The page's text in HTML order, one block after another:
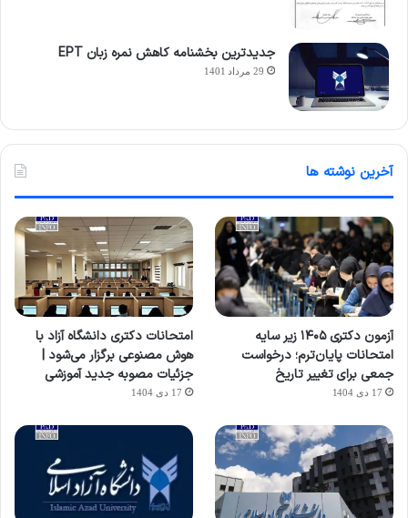
جدیدترین بخشنامه کاهش نمره زبان EPT
29 مرداد 1401
آخرین نوشته ها
آزمون دکتری ۱۴۰۵ زیر سایه
امتحانات پایان‌ترم؛ درخواست
جمعی برای تغییر تاریخ
17 دی 1404
امتحانات دکتری دانشگاه آزاد با
هوش مصنوعی برگزار می‌شود |
جزئیات مصوبه جدید آموزشی
17 دی 1404